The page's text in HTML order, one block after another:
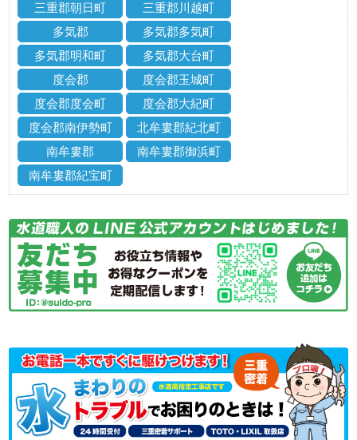
三重郡朝日町
三重郡川越町
多気郡
多気郡多気町
多気郡明和町
多気郡大台町
度会郡
度会郡玉城町
度会郡度会町
度会郡大紀町
度会郡南伊勢町
北牟婁郡紀北町
南牟婁郡
南牟婁郡御浜町
南牟婁郡紀宝町